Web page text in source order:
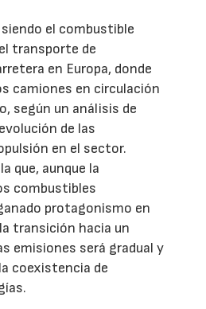
el combustible
transporte de
en Europa, donde
camiones en circulación
según un análisis de
de las
en el sector.
que, aunque la
combustibles
protagonismo en
transición hacia un
emisiones será gradual y
coexistencia de